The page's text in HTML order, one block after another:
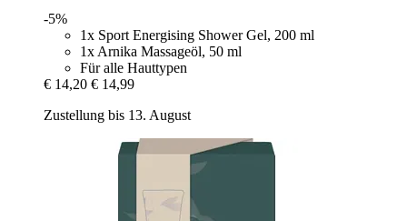
-5%
1x Sport Energising Shower Gel, 200 ml
1x Arnika Massageöl, 50 ml
Für alle Hauttypen
€ 14,20 € 14,99
Zustellung bis 13. August